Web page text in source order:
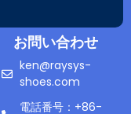
お問い合わせ
ken@raysys-
shoes.com
電話番号：+86-